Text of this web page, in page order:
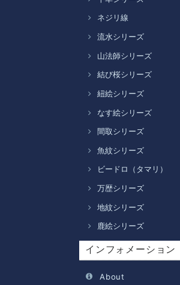
ネジリ線
流水シリーズ
山法師シリーズ
結び桜シリーズ
紐絵シリーズ
なす絵シリーズ
間取シリーズ
魚紋シリーズ
ビードロ（タマリ）
万歴シリーズ
地紋シリーズ
鹿絵シリーズ
インフォメーション
About